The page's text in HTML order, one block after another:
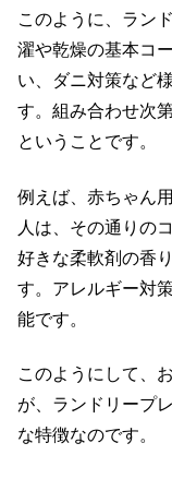
このように、ラン
濯や乾燥の基本コ
い、ダニ対策など
す。組み合わせ次
ということです。
例えば、赤ちゃん
人は、その通りの
好きな柔軟剤の香
す。アレルギー対
能です。
このようにして、
が、ランドリープ
な特徴なのです。